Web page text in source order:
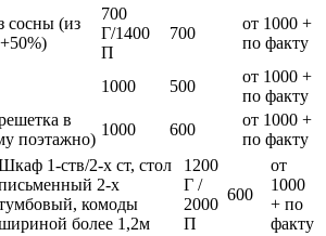
сосны (из
700
Г/1400
П
700
от 1000 +
по факту
1000 500
от 1000 +
по факту
в
поэтажно)
1000 600
от 1000 +
по факту
1-ств/2-х ст, стол
2-х
комоды
более 1,2м
1200
Г /
2000
П
600
от
1000
+ по
факту